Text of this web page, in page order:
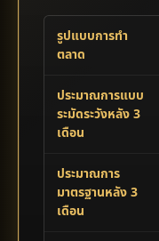
รูปแบบการทำ
ตลาด
ประมาณการแบบ
ระมัดระวังหลัง 3
เดือน
ประมาณการ
มาตรฐานหลัง 3
เดือน